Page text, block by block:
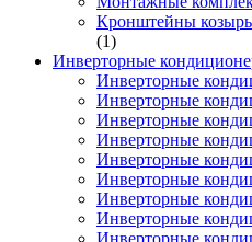
Кронштейны
(1)
Инверторные
Инверторные
Инверторные
Инверторные
Инверторные
Инверторные
Инверторные
Инверторные
Инверторные